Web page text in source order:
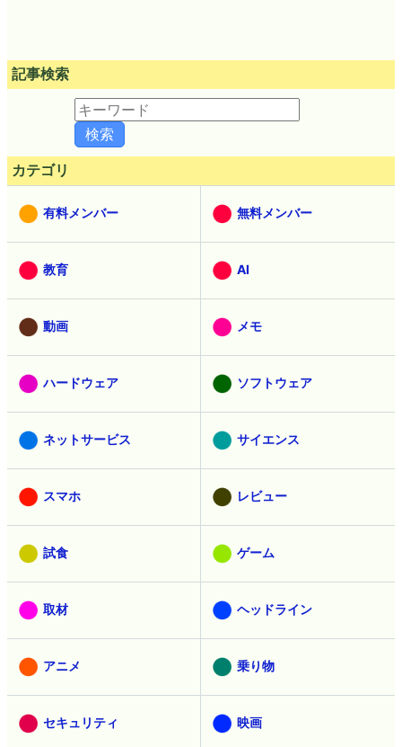
記事検索
カテゴリ
有料メンバー 無料メンバー
教育 AI
動画 メモ
ハードウェア ソフトウェア
ネットサービス サイエンス
スマホ レビュー
試食 ゲーム
取材 ヘッドライン
アニメ 乗り物
セキュリティ 映画